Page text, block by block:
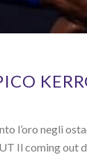
l’oro negli
Il coming out